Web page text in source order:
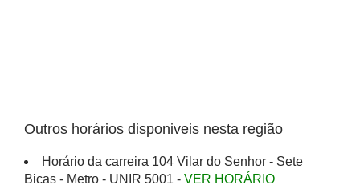
Outros horários disponiveis nesta região
Horário da carreira 104 Vilar do Senhor - Sete
Bicas - Metro - UNIR 5001 - VER HORÁRIO